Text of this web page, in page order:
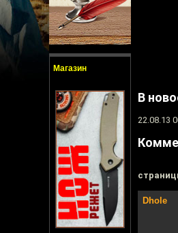
Магазин
В
22.08.13
Dhole